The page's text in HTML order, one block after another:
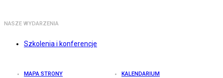
NASZE WYDARZENIA
Szkolenia i konferencje
MAPA STRONY KALENDARIUM